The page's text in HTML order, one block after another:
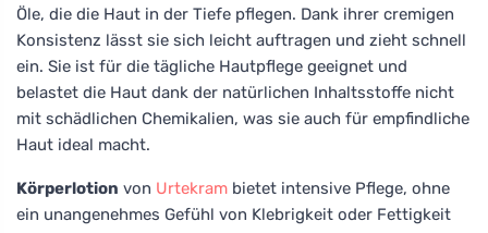
Öle, die die Haut in der Tiefe pflegen. Dank ihrer cremigen
Konsistenz lässt sie sich leicht auftragen und zieht schnell
ein. Sie ist für die tägliche Hautpflege geeignet und
belastet die Haut dank der natürlichen Inhaltsstoffe nicht
mit schädlichen Chemikalien, was sie auch für empfindliche
Haut ideal macht.
Körperlotion von Urtekram bietet intensive Pflege, ohne
ein unangenehmes Gefühl von Klebrigkeit oder Fettigkeit